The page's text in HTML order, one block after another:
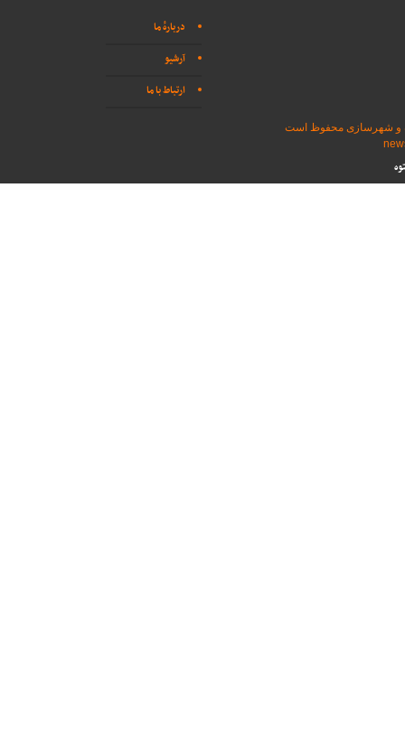
دربارهٔ ما
آرشیو
ارتباط با ما
و شهرسازی محفوظ است